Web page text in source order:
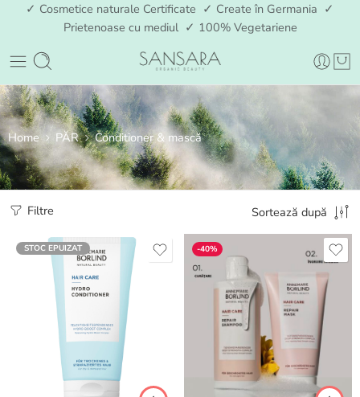
✓ Cosmetice naturale Certificate ✓ Create în Germania ✓
Prietenoase cu mediul ✓ 100% Vegetariene
Home PĂR Conditioner & mască
Filtre Sortează după
STOC EPUIZAT -40%